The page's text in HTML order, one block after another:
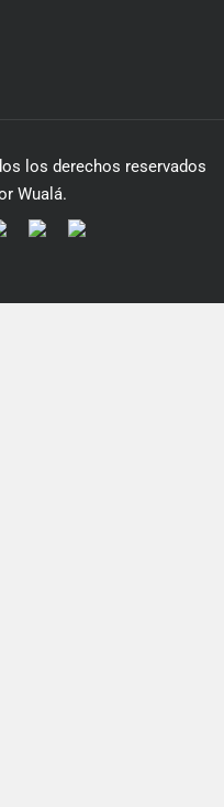
los derechos reservados
Wualá.